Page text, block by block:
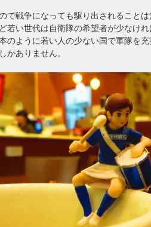
で戦争になっても駆り出されること
若い世代は自衛隊の希望者が少なけ
のように若い人の少ない国で軍隊を
かありません。